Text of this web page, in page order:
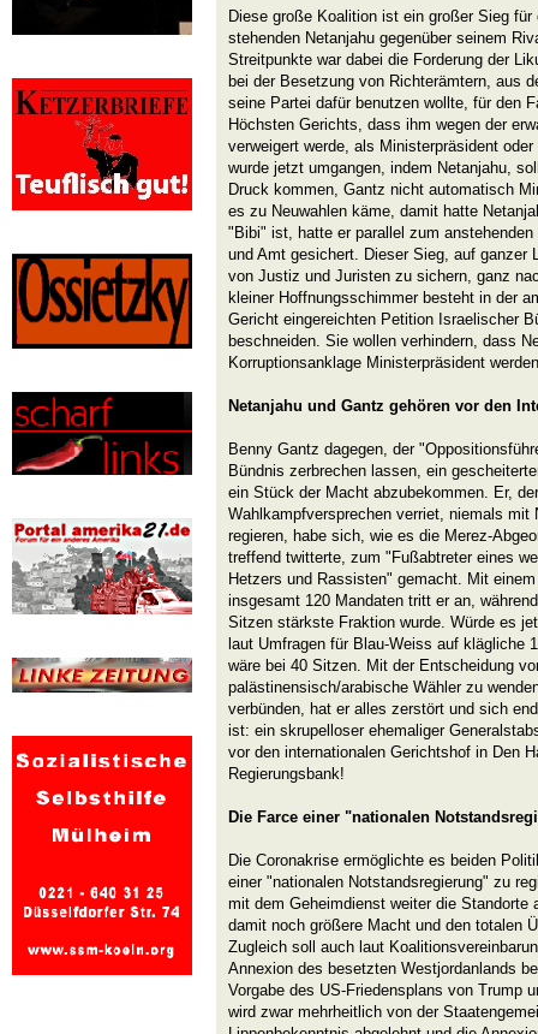
Diese große Koalition ist ein großer Sieg
stehenden Netanjahu gegenüber seinem
Streitpunkte war dabei die Forderung der
bei der Besetzung von Richterämtern, aus
seine Partei dafür benutzen wollte, für den
Höchsten Gerichts, dass ihm wegen der
verweigert werde, als Ministerpräsident
wurde jetzt umgangen, indem Netanjahu,
Druck kommen, Gantz nicht automatisch
es zu Neuwahlen käme, damit hatte
"Bibi" ist, hatte er parallel zum
und Amt gesichert. Dieser Sieg, auf ganzer
von Justiz und Juristen zu sichern, ganz
kleiner Hoffnungsschimmer besteht in der
Gericht eingereichten Petition Israelischer
beschneiden. Sie wollen verhindern, dass
Korruptionsanklage Ministerpräsident
Netanjahu und Gantz gehören vor den
Benny Gantz dagegen, der
Bündnis zerbrechen lassen, ein
ein Stück der Macht abzubekommen. Er,
Wahlkampfversprechen verriet, niemals mit
regieren, habe sich, wie es die Merez-
treffend twitterte, zum "Fußabtreter eines
Hetzers und Rassisten" gemacht. Mit
insgesamt 120 Mandaten tritt er an,
Sitzen stärkste Fraktion wurde. Würde es
laut Umfragen für Blau-Weiss auf klägliche
wäre bei 40 Sitzen. Mit der Entscheidung
palästinensisch/arabische Wähler zu
verbünden, hat er alles zerstört und sich
ist: ein skrupelloser ehemaliger
vor den internationalen Gerichtshof in Den
Regierungsbank!
Die Farce einer "nationalen
Die Coronakrise ermöglichte es beiden
einer "nationalen Notstandsregierung" zu
mit dem Geheimdienst weiter die Standorte
damit noch größere Macht und den totalen
Zugleich soll auch laut
Annexion des besetzten Westjordanlands
Vorgabe des US-Friedensplans von Trump
wird zwar mehrheitlich von der